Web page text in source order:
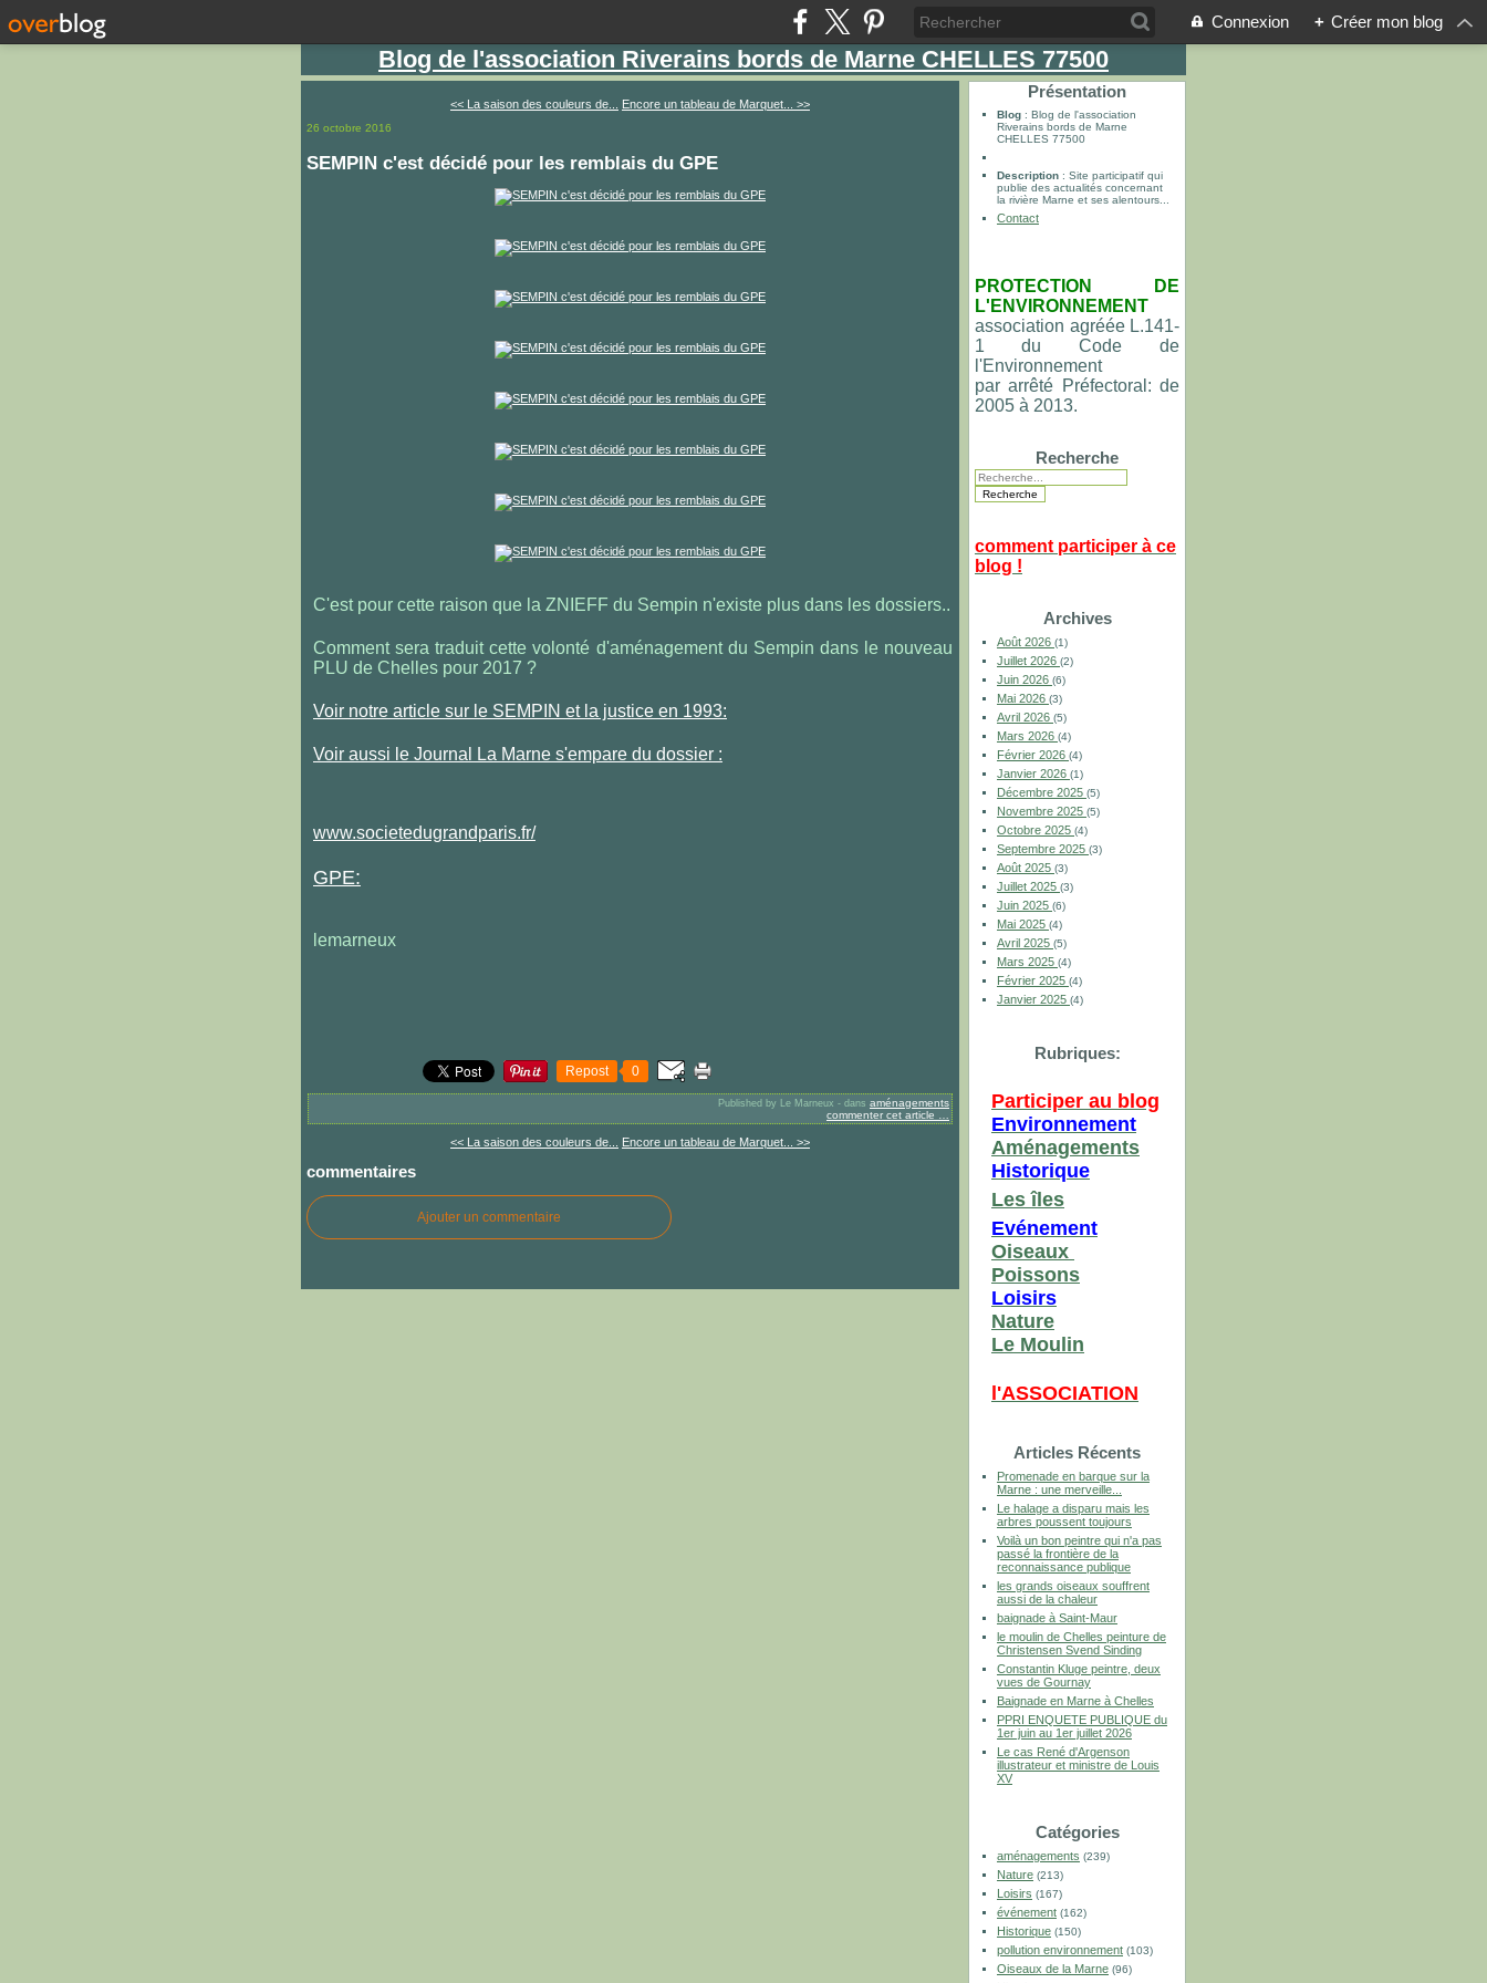
Connexion + Créer mon blog
Blog de l'association Riverains bords de Marne CHELLES 77500
<< La saison des couleurs de... Encore un tableau de Marquet... >>
26 octobre 2016
SEMPIN c'est décidé pour les remblais du GPE
C'est pour cette raison que la ZNIEFF du Sempin n'existe plus dans les dossiers..
Comment sera traduit cette volonté d'aménagement du Sempin dans le nouveau
PLU de Chelles pour 2017 ?
Voir notre article sur le SEMPIN et la justice en 1993:
Voir aussi le Journal La Marne s'empare du dossier :
www.societedugrandparis.fr/
GPE:
lemarneux
Repost 0
Published by Le Marneux - dans aménagements
commenter cet article
<< La saison des couleurs de... Encore un tableau de Marquet... >>
commentaires
Ajouter un commentaire
Présentation
Blog : Blog de l'association
Riverains bords de Marne
CHELLES 77500
Description : Site participatif qui
publie des actualités concernant
la rivière Marne et ses alentours...
Contact
PROTECTION DE
L'ENVIRONNEMENT
association agréée L.141-
1
du Code de
l'Environnement
par arrêté Préfectoral: de
2005 à 2013.
Recherche
comment participer à ce
blog !
Archives
Août 2026 (1)
Juillet 2026 (2)
Juin 2026 (6)
Mai 2026 (3)
Avril 2026 (5)
Mars 2026 (4)
Février 2026 (4)
Janvier 2026 (1)
Décembre 2025 (5)
Novembre 2025 (5)
Octobre 2025 (4)
Septembre 2025 (3)
Août 2025 (3)
Juillet 2025 (3)
Juin 2025 (6)
Mai 2025 (4)
Avril 2025 (5)
Mars 2025 (4)
Février 2025 (4)
Janvier 2025 (4)
Rubriques:
Participer au blog
Environnement
Aménagements
Historique
Les îles
Evénement
Oiseaux
Poissons
Loisirs
Nature
Le Moulin
l'ASSOCIATION
Articles Récents
Promenade en barque sur la
Marne : une merveille...
Le halage a disparu mais les
arbres poussent toujours
Voilà un bon peintre qui n'a pas
passé la frontière de la
reconnaissance publique
les grands oiseaux souffrent
aussi de la chaleur
baignade à Saint-Maur
le moulin de Chelles peinture de
Christensen Svend Sinding
Constantin Kluge peintre, deux
vues de Gournay
Baignade en Marne à Chelles
PPRI ENQUETE PUBLIQUE du
1er juin au 1er juillet 2026
Le cas René d'Argenson
illustrateur et ministre de Louis
XV
Catégories
aménagements (239)
Nature (213)
Loisirs (167)
événement (162)
Historique (150)
pollution environnement (103)
Oiseaux de la Marne (96)